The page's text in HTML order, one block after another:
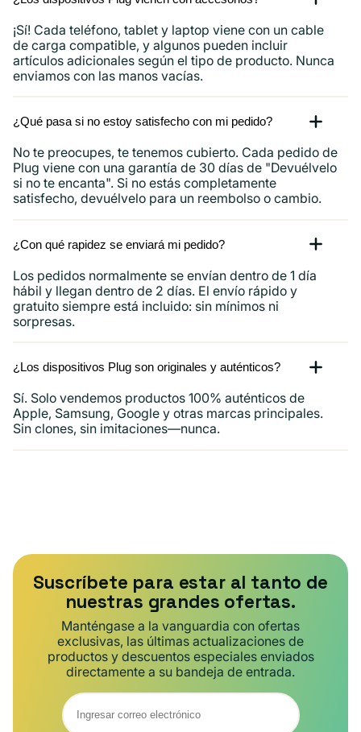
¡Sí! Cada teléfono, tablet y laptop viene con un cable
de carga compatible, y algunos pueden incluir
artículos adicionales según el tipo de producto. Nunca
enviamos con las manos vacías.
¿Qué pasa si no estoy satisfecho con mi pedido?
No te preocupes, te tenemos cubierto. Cada pedido de
Plug viene con una garantía de 30 días de "Devuélvelo
si no te encanta". Si no estás completamente
satisfecho, devuélvelo para un reembolso o cambio.
¿Con qué rapidez se enviará mi pedido?
Los pedidos normalmente se envían dentro de 1 día
hábil y llegan dentro de 2 días. El envío rápido y
gratuito siempre está incluido: sin mínimos ni
sorpresas.
¿Los dispositivos Plug son originales y auténticos?
Sí. Solo vendemos productos 100% auténticos de
Apple, Samsung, Google y otras marcas principales.
Sin clones, sin imitaciones—nunca.
Suscríbete para estar al tanto de
nuestras grandes ofertas.
Manténgase a la vanguardia con ofertas
exclusivas, las últimas actualizaciones de
productos y descuentos especiales enviados
directamente a su bandeja de entrada.